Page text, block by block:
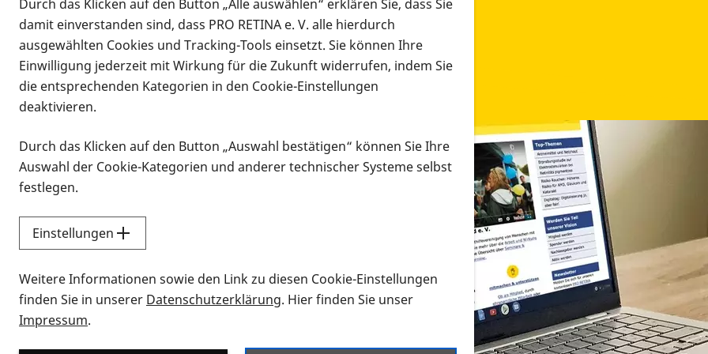
Infomaterial
Infomaterial
Vorlesen
Alle Infomaterialien in verschiedenen Formaten an
Sie möchten wissen, wie Sie nach Infonmaterial suchen und dieses bestellen bzw. herunterladen
Durch das Klicken auf den Button „Alle auswählen“ erklären Sie, dass Sie
damit einverstanden sind, dass PRO RETINA e. V. alle hierdurch
ausgewählten Cookies und Tracking-Tools einsetzt. Sie können Ihre
Einwilligung jederzeit mit Wirkung für die Zukunft widerrufen, indem Sie
die entsprechenden Kategorien in den Cookie-Einstellungen
deaktivieren.
Durch das Klicken auf den Button „Auswahl bestätigen“ können Sie Ihre
Auswahl der Cookie-Kategorien und anderer technischer Systeme selbst
festlegen.
Einstellungen
Weitere Informationen sowie den Link zu diesen Cookie-Einstellungen
finden Sie in unserer Datenschutzerklärung. Hier finden Sie unser
Impressum.